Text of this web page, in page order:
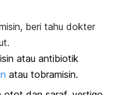
beri tahu dokter
atau antibiotik
atau tobramisin.